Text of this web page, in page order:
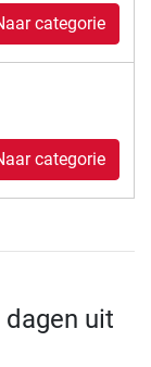
categorie
categorie
uit